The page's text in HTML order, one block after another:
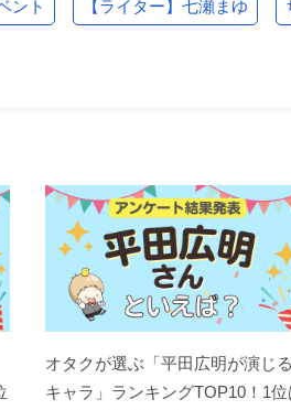
ント 【ライター】七瀬まゆ
オタクが選ぶ「平田広明が演じる
キャラ」ランキングTOP10！1位